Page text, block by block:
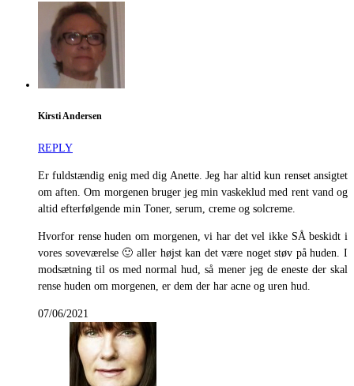
Kirsti Andersen
REPLY
Er fuldstændig enig med dig Anette. Jeg har altid kun renset ansigtet
om aften. Om morgenen bruger jeg min vaskeklud med rent vand og
altid efterfølgende min Toner, serum, creme og solcreme.
Hvorfor rense huden om morgenen, vi har det vel ikke SÅ beskidt i
vores soveværelse 🙂 aller højst kan det være noget støv på huden. I
modsætning til os med normal hud, så mener jeg de eneste der skal
rense huden om morgenen, er dem der har acne og uren hud.
07/06/2021